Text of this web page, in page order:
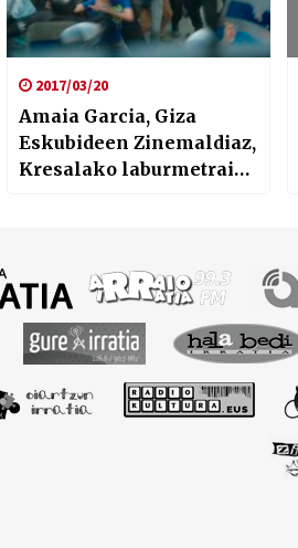
2017/03/20
Amaia Garcia, Giza
Eskubideen Zinemaldiaz,
Kresalako laburmetraiez